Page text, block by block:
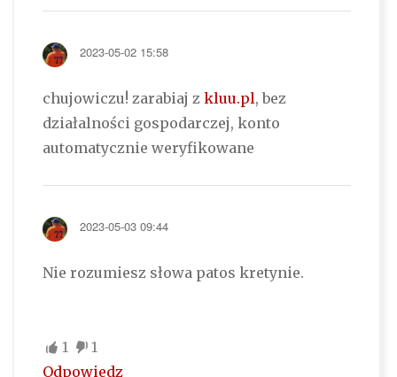
2023-05-02 15:58
chujowiczu! zarabiaj z kluu.pl, bez
działalności gospodarczej, konto
automatycznie weryfikowane
2023-05-03 09:44
Nie rozumiesz słowa patos kretynie.
1
1
Odpowiedz